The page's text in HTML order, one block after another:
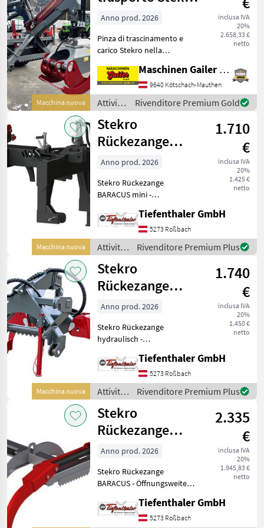
del
legno /
Macchina nuova
185 con rotatore
inclusa IVA
20%
2.658,33 €
netto
Anno prod. 2026
Pinza di trascinamento e
carico Stekro nella
Apertura 185 cm * Attacco
Euro e a tre punti * Peso
proprio circa 320 kg * Con
attacco Euro e a t
Maschinen Gailer GmbH
9640 Kötschach-Mauthen
Attività
forestali
e
lavorazione
del
legno /
Rivenditore Premium Gold
Macchina nuova
Stekro
Rückezange
BARACUS mini
1.710
€
inclusa IVA
20%
1.425 €
netto
Anno prod. 2026
Stekro Rückezange
BARACUS mini -
Min. Durchmesser: 140 mm
- Gewicht: 140 kg -
Dreipunkt Aufnahme Kat. I
und II Standort St. Veit i.
Tiefenthaler GmbH
5273 Roßbach
Attività
forestali
e
lavorazione
del
legno /
Rivenditore Premium Plus
Macchina nuova
Stekro
Rückezange
hydraulisch
1.740
€
inclusa IVA
20%
1.450 €
netto
Anno prod. 2026
Stekro Rückezange
hydraulisch -
Min. Durchmesser: 75 mm -
Gewicht: 260 kg -
Aufnahme: EURO +
DREIPUNKT ohne Rotator!
Standort St
Tiefenthaler GmbH
5273 Roßbach
Attività
forestali
e
lavorazione
del
legno /
Rivenditore Premium Plus
Stekro
Rückezange
BARACUS
2.335
€
inclusa IVA
20%
1.945,83 €
netto
Anno prod. 2026
Stekro Rückezange
BARACUS - Öffnungsweite:
Durchmesser: 210 mm -
Gewicht: 395 kg - 2 Hydr.
Tiefenthaler GmbH
5273 Roßbach